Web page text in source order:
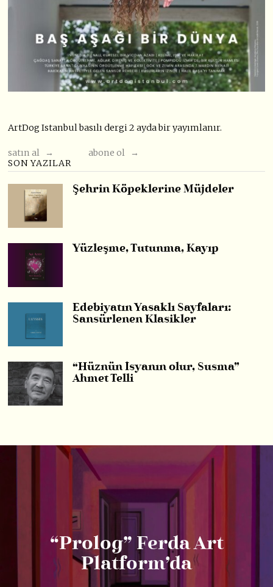
ArtDog Istanbul basılı dergi 2 ayda bir yayımlanır.
satın al →
abone ol →
SON YAZILAR
Şehrin Köpeklerine Müjdeler
Yüzleşme, Tutunma, Kayıp
Edebiyatın Yasaklı Sayfaları:
Sansürlenen Klasikler
“Hüznün İsyanın olur, Susma”
Ahmet Telli
“Prolog” Ferda Art
Platform’da